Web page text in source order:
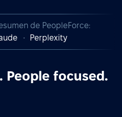
de PeopleForce:
Perplexity
People focused.